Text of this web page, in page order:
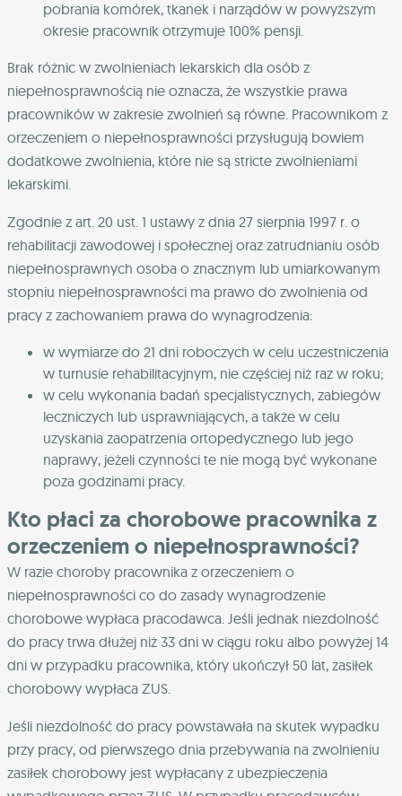
pobrania komórek, tkanek i narządów w powyższym
okresie pracownik otrzymuje 100% pensji.
Brak różnic w zwolnieniach lekarskich dla osób z
niepełnosprawnością nie oznacza, że wszystkie prawa
pracowników w zakresie zwolnień są równe. Pracownikom z
orzeczeniem o niepełnosprawności przysługują bowiem
dodatkowe zwolnienia, które nie są stricte zwolnieniami
lekarskimi.
Zgodnie z art. 20 ust. 1 ustawy z dnia 27 sierpnia 1997 r. o
rehabilitacji zawodowej i społecznej oraz zatrudnianiu osób
niepełnosprawnych osoba o znacznym lub umiarkowanym
stopniu niepełnosprawności ma prawo do zwolnienia od
pracy z zachowaniem prawa do wynagrodzenia:
w wymiarze do 21 dni roboczych w celu uczestniczenia
w turnusie rehabilitacyjnym, nie częściej niż raz w roku;
w celu wykonania badań specjalistycznych, zabiegów
leczniczych lub usprawniających, a także w celu
uzyskania zaopatrzenia ortopedycznego lub jego
naprawy, jeżeli czynności te nie mogą być wykonane
poza godzinami pracy.
Kto płaci za chorobowe pracownika z
orzeczeniem o niepełnosprawności?
W razie choroby pracownika z orzeczeniem o
niepełnosprawności co do zasady wynagrodzenie
chorobowe wypłaca pracodawca. Jeśli jednak niezdolność
do pracy trwa dłużej niż 33 dni w ciągu roku albo powyżej 14
dni w przypadku pracownika, który ukończył 50 lat, zasiłek
chorobowy wypłaca ZUS.
Jeśli niezdolność do pracy powstawała na skutek wypadku
przy pracy, od pierwszego dnia przebywania na zwolnieniu
zasiłek chorobowy jest wypłacany z ubezpieczenia